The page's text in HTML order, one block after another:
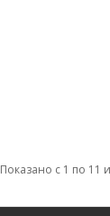
Показано с 1 по 11